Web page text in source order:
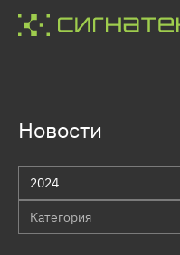
Новости
2024
Категория